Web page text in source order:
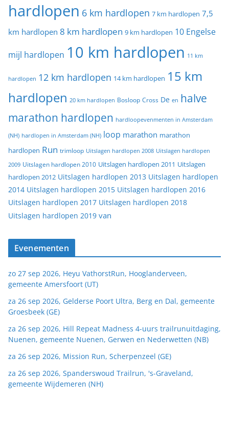
hardlopen 6 km hardlopen 7 km hardlopen 7,5
km hardlopen 8 km hardlopen 9 km hardlopen 10 Engelse
mijl hardlopen 10 km hardlopen 11 km
hardlopen 12 km hardlopen 14 km hardlopen 15 km
hardlopen 20 km hardlopen Bosloop Cross De en halve
marathon hardlopen hardloopevenmenten in Amsterdam
(NH) hardlopen in Amsterdam (NH) loop marathon marathon
hardlopen Run trimloop Uitslagen hardlopen 2008 Uitslagen hardlopen
2009 Uitslagen hardlopen 2010 Uitslagen hardlopen 2011 Uitslagen
hardlopen 2012 Uitslagen hardlopen 2013 Uitslagen hardlopen
2014 Uitslagen hardlopen 2015 Uitslagen hardlopen 2016
Uitslagen hardlopen 2017 Uitslagen hardlopen 2018
Uitslagen hardlopen 2019 van
Evenementen
zo 27 sep 2026, Heyu VathorstRun, Hooglanderveen,
gemeente Amersfoort (UT)
za 26 sep 2026, Gelderse Poort Ultra, Berg en Dal, gemeente
Groesbeek (GE)
za 26 sep 2026, Hill Repeat Madness 4-uurs trailrunuitdaging,
Nuenen, gemeente Nuenen, Gerwen en Nederwetten (NB)
za 26 sep 2026, Mission Run, Scherpenzeel (GE)
za 26 sep 2026, Spanderswoud Trailrun, 's-Graveland,
gemeente Wijdemeren (NH)